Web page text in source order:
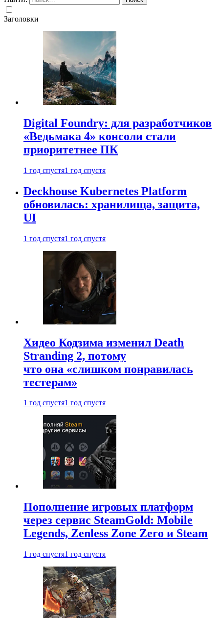
Заголовки
Digital Foundry: для разработчиков
«Ведьмака 4» консоли стали
приоритетнее ПК
1 год спустя1 год спустя
Deckhouse Kubernetes Platform
обновилась: хранилища, защита,
UI
1 год спустя1 год спустя
Хидео Кодзима изменил Death
Stranding 2, потому
что она «слишком понравилась
тестерам»
1 год спустя1 год спустя
Пополнение игровых платформ
через сервис SteamGold: Mobile
Legends, Zenless Zone Zero и Steam
1 год спустя1 год спустя